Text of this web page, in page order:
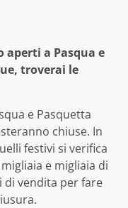
a Pasqua e
troverai le
e Pasquetta
chiuse. In
festivi si verifica
e migliaia di
di vendita per fare